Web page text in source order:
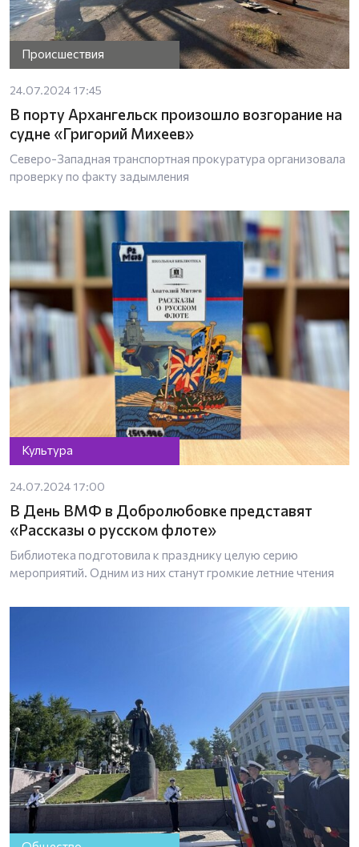
Происшествия
24.07.2024 17:45
В порту Архангельск произошло возгорание на
судне «Григорий Михеев»
Северо-Западная транспортная прокуратура организовала
проверку по факту задымления
Культура
24.07.2024 17:00
В День ВМФ в Добролюбовке представят
«Рассказы о русском флоте»
Библиотека подготовила к празднику целую серию
мероприятий. Одним из них станут громкие летние чтения